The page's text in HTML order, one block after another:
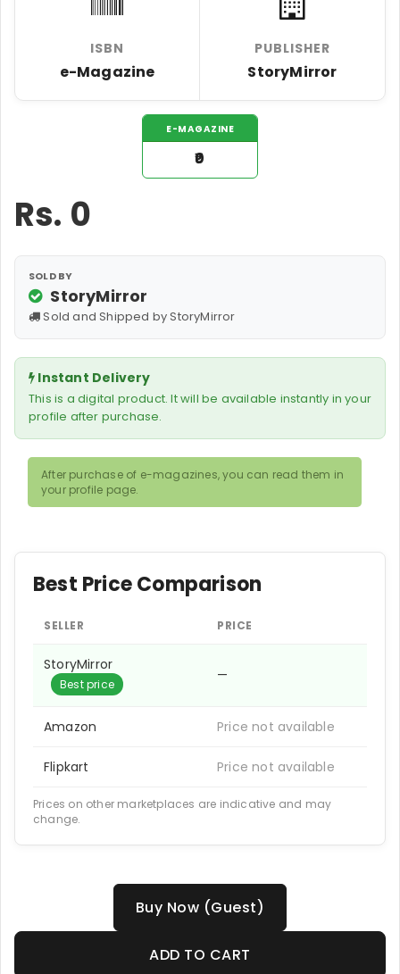
ISBN
e-Magazine
PUBLISHER
StoryMirror
E-MAGAZINE
₹0
Rs. 0
SOLD BY
StoryMirror
Sold and Shipped by StoryMirror
Instant Delivery
This is a digital product. It will be available instantly in your
profile after purchase.
After purchase of e-magazines, you can read them in
your profile page.
Best Price Comparison
SELLER PRICE
StoryMirror
Best price
—
Amazon Price not available
Flipkart Price not available
Prices on other marketplaces are indicative and may
change.
Buy Now (Guest)
ADD TO CART